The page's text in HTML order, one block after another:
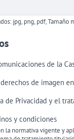
jpg, png, pdf, Tamaño
de la
de imagen
de Privacidad y el
y condiciones
la normativa vigente y